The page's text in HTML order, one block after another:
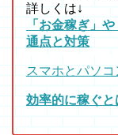
詳しくは↓
「お金稼ぎ」
通点と対策
スマホとパソ
効率的に稼ぐと